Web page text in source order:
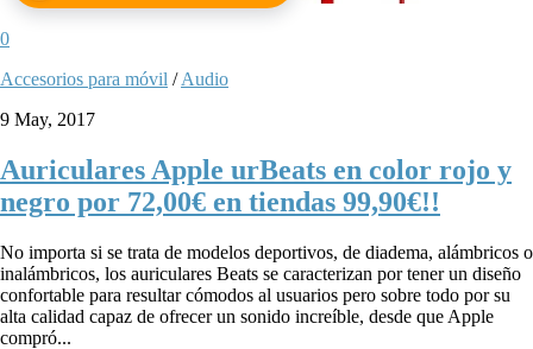
0
Accesorios para móvil /Audio
9 May, 2017
Auriculares Apple urBeats en color rojo y
negro por 72,00€ en tiendas 99,90€!!
No importa si se trata de modelos deportivos, de diadema, alámbricos o
inalámbricos, los auriculares Beats se caracterizan por tener un diseño
confortable para resultar cómodos al usuarios pero sobre todo por su
alta calidad capaz de ofrecer un sonido increíble, desde que Apple
compró...